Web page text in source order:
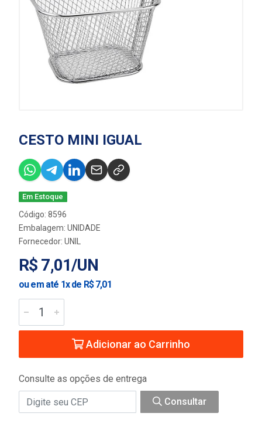
CESTO MINI IGUAL
Em Estoque
Código: 8596
Embalagem: UNIDADE
Fornecedor: UNIL
R$ 7,01/UN
ou em até 1x de R$ 7,01
Adicionar ao Carrinho
Consulte as opções de entrega
Consultar